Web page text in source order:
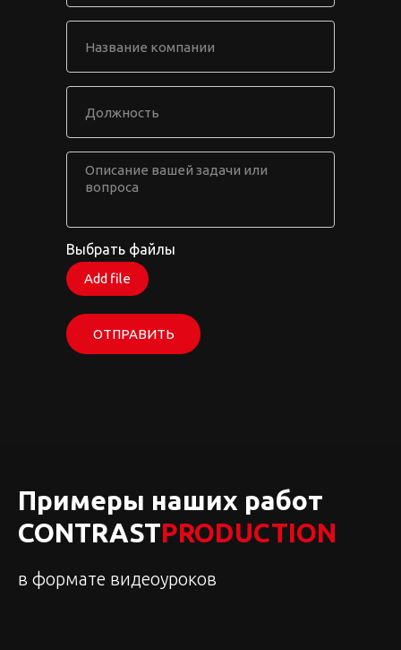
Выбрать файлы
Add file
ОТПРАВИТЬ
Примеры наших работ
CONTRASTPRODUCTION
в формате видеоуроков